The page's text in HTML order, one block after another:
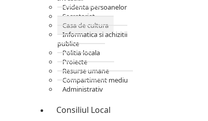
Evidenta persoanelor
Secretariat
Casa de cultura
Informatica si achizitii
publice
Politia locala
Proiecte
Resurse umane
Compartiment mediu
Administrativ
Consiliul Local